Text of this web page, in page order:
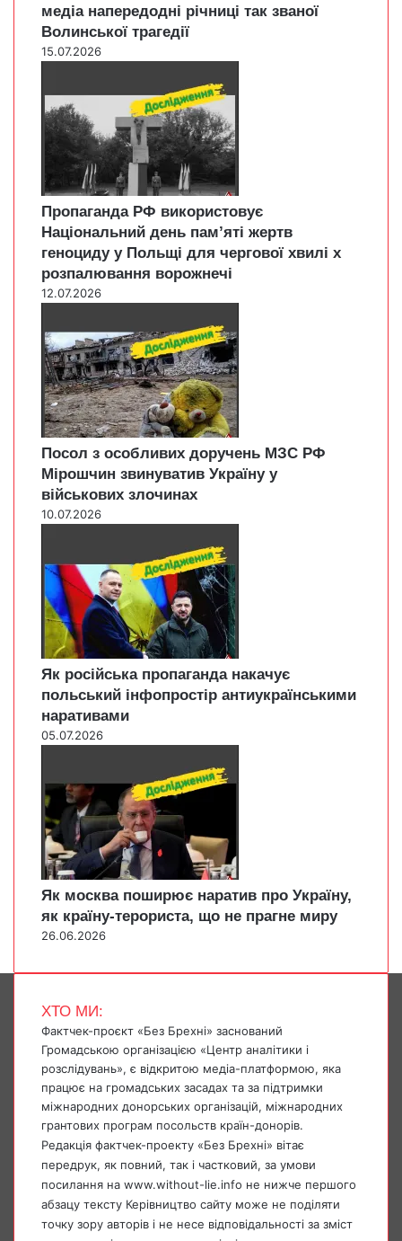
медіа напередодні річниці так званої
Волинської трагедії
15.07.2026
Пропаганда РФ використовує
Національний день пам’яті жертв
геноциду у Польщі для чергової хвилі х
розпалювання ворожнечі
12.07.2026
Посол з особливих доручень МЗС РФ
Мірошчин звинуватив Україну у
військових злочинах
10.07.2026
Як російська пропаганда накачує
польський інфопростір антиукраїнськими
наративами
05.07.2026
Як москва поширює наратив про Україну,
як країну-терориста, що не прагне миру
26.06.2026
ХТО МИ:
Фактчек-проєкт «Без Брехні» заснований
Громадською організацією «Центр аналітики і
розслідувань», є відкритою медіа-платформою, яка
працює на громадських засадах та за підтримки
міжнародних донорських організацій, міжнародних
грантових програм посольств країн-донорів.
Редакція фактчек-проекту «Без Брехні» вітає
передрук, як повний, так і частковий, за умови
посилання на www.without-lie.info не нижче першого
абзацу тексту Керівництво сайту може не поділяти
точку зору авторів і не несе відповідальності за зміст